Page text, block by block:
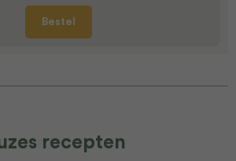
Bestel
recepten